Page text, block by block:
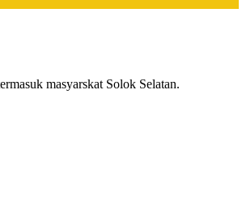
masyarskat Solok Selatan.